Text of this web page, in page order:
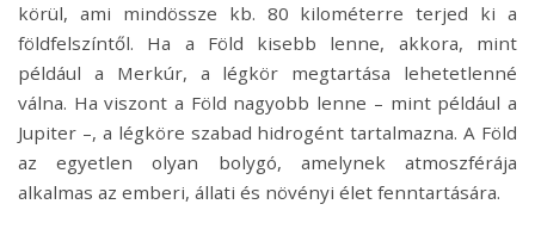
körül, ami mindössze kb. 80 kilométerre terjed ki a
földfelszíntől. Ha a Föld kisebb lenne, akkora, mint
például a Merkúr, a légkör megtartása lehetetlenné
válna. Ha viszont a Föld nagyobb lenne – mint például a
Jupiter –, a légköre szabad hidrogént tartalmazna. A Föld
az egyetlen olyan bolygó, amelynek atmoszférája
alkalmas az emberi, állati és növényi élet fenntartására.